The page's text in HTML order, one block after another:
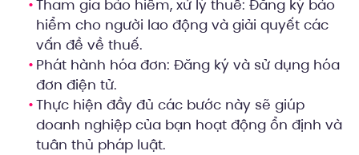
Tham gia bảo hiểm, xử lý thuế: Đăng ký bảo
hiểm cho người lao động và giải quyết các
vấn đề về thuế.
Phát hành hóa đơn: Đăng ký và sử dụng hóa
đơn điện tử.
Thực hiện đầy đủ các bước này sẽ giúp
doanh nghiệp của bạn hoạt động ổn định và
tuân thủ pháp luật.